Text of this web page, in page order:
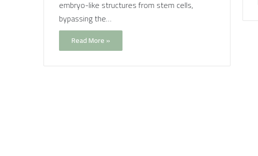
embryo-like structures from stem cells,
bypassing the…
Read More »